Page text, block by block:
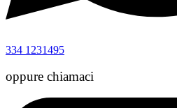
334 1231495
oppure chiamaci